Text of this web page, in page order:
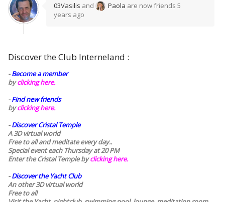
03Vasilis and Paola are now friends 5
years ago
Discover the Club Interneland :
-Become a member
byclicking here.
-Find new friends
byclicking here.
-Discover Cristal Temple
A 3D virtual world
Free to all and meditate every day..
Special event each Thursday at 20 PM
Enter the Cristal Temple byclicking here.
-Discover the Yacht Club
An other 3D virtual world
Free to all